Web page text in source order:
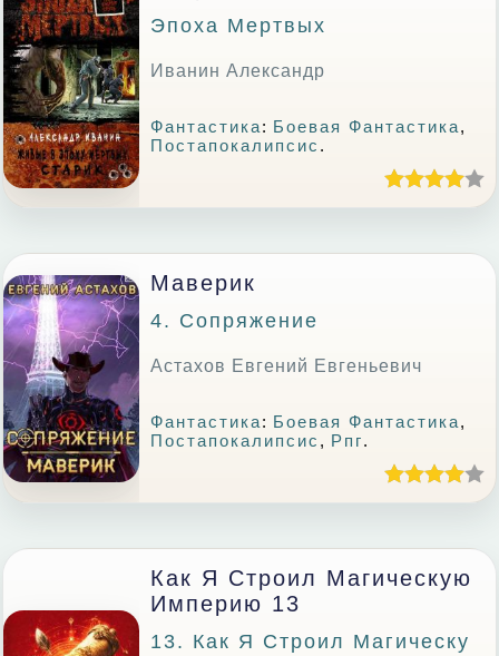
Эпоха Мертвых
Иванин Александр
Фантастика: Боевая Фантастика,
Постапокалипсис .
Маверик
4. Сопряжение
Астахов Евгений Евгеньевич
Фантастика: Боевая Фантастика,
Постапокалипсис , Рпг.
Как Я Строил Магическую
Империю 13
13. Как Я Строил Магическу